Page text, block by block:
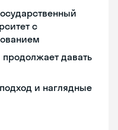
с
продолжает давать
и наглядные